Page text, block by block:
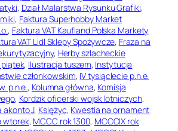
, Dział Malarstwa Rysunku Grafiki
, Faktura Superhobby Market
, Faktura VAT Kaufland Polska Markety
VAT Lidl Sklepy Spożywcze, Fraza na
, Herby szlacheckie
, Ilustracja tuszem, Instytucja
członkowskim, IV tysiąclecie p.n.e.
p.n.e., Kolumna główna, Komisja
, Kordzik oficerski wojsk lotniczych
akonto J, Księżyc, Kwestia na ornament
wtorek, MCCC rok 1300, MCCCIX rok